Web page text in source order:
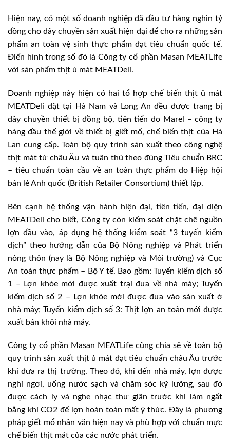
Hiện nay, có một số doanh nghiệp đã đầu tư hàng nghìn tỷ
đồng cho dây chuyền sản xuất hiện đại để cho ra những sản
phẩm an toàn vệ sinh thực phẩm đạt tiêu chuẩn quốc tế.
Điển hình trong số đó là Công ty cổ phần Masan MEATLife
với sản phẩm thịt ủ mát MEATDeli.
Doanh nghiệp này hiện có hai tổ hợp chế biến thịt ủ mát
MEATDeli đặt tại Hà Nam và Long An đều được trang bị
dây chuyền thiết bị đồng bộ, tiên tiến do Marel – công ty
hàng đầu thế giới về thiết bị giết mổ, chế biến thịt của Hà
Lan cung cấp. Toàn bộ quy trình sản xuất theo công nghệ
thịt mát từ châu Âu và tuân thủ theo đúng Tiêu chuẩn BRC
– tiêu chuẩn toàn cầu về an toàn thực phẩm do Hiệp hội
bán lẻ Anh quốc (British Retailer Consortium) thiết lập.
Bên cạnh hệ thống vận hành hiện đại, tiên tiến, đại diện
MEATDeli cho biết, Công ty còn kiểm soát chặt chẽ nguồn
lợn đầu vào, áp dụng hệ thống kiểm soát “3 tuyến kiểm
dịch” theo hướng dẫn của Bộ Nông nghiệp và Phát triển
nông thôn (nay là Bộ Nông nghiệp và Môi trường) và Cục
An toàn thực phẩm – Bộ Y tế. Bao gồm: Tuyến kiểm dịch số
1 – Lợn khỏe mới được xuất trại đưa về nhà máy; Tuyến
kiểm dịch số 2 – Lợn khỏe mới được đưa vào sản xuất ở
nhà máy; Tuyến kiểm dịch số 3: Thịt lợn an toàn mới được
xuất bán khỏi nhà máy.
Công ty cổ phần Masan MEATLife cũng chia sẻ về toàn bộ
quy trình sản xuất thịt ủ mát đạt tiêu chuẩn châu Âu trước
khi đưa ra thị trường. Theo đó, khi đến nhà máy, lợn được
nghỉ ngơi, uống nước sạch và chăm sóc kỹ lưỡng, sau đó
được cách ly và nghe nhạc thư giãn trước khi làm ngất
bằng khí CO2 để lợn hoàn toàn mất ý thức. Đây là phương
pháp giết mổ nhân văn hiện nay và phù hợp với chuẩn mực
chế biến thịt mát của các nước phát triển.